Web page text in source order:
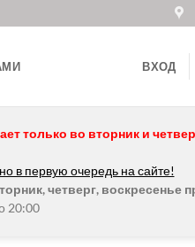
ВХОД
только во вторник и
в первую очередь на сайте!
четверг, воскресенье
20:00